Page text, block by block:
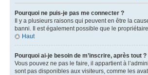
Pourquoi ne puis-je pas me connecter ?
Il y a plusieurs raisons qui peuvent en être la
banni. Il est également possible que le
Haut
Pourquoi ai-je besoin de m’inscrire, après tout ?
Vous pouvez ne pas le faire, il appartient à
sont pas disponibles aux visiteurs, comme les